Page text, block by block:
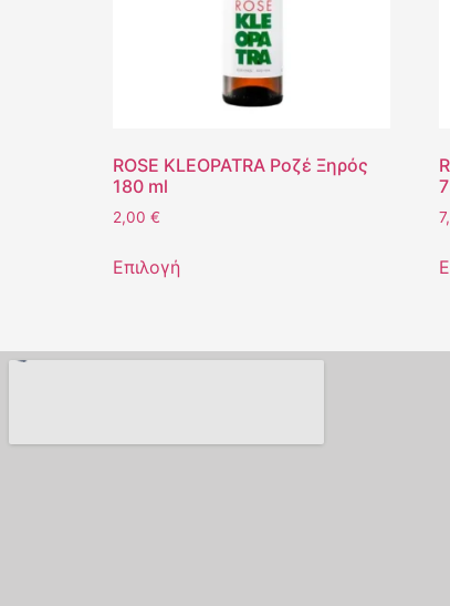
ROSE KLEOPATRA Ροζέ Ξηρός
180 ml
2,00 €
Επιλογή